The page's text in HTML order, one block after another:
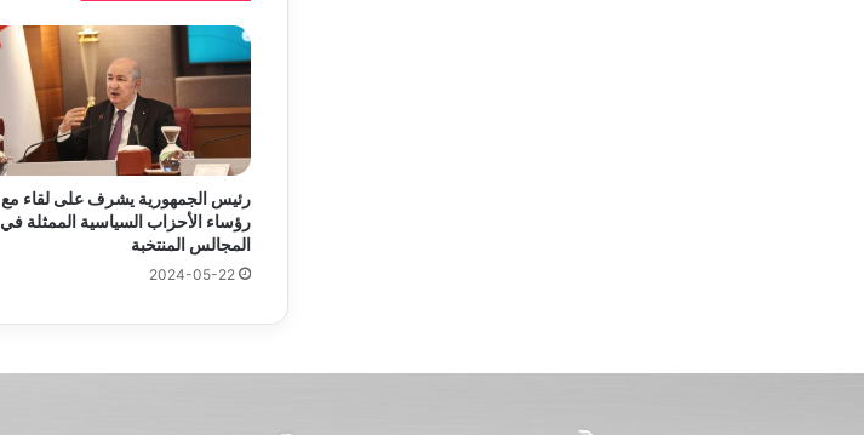
رئيس الجمهورية يشرف على لقاء مع
رؤساء الأحزاب السياسية الممثلة في
المجالس المنتخبة
2024-05-22